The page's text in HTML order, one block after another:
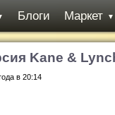
Блоги Маркет ▼
Kane &
в 20:14